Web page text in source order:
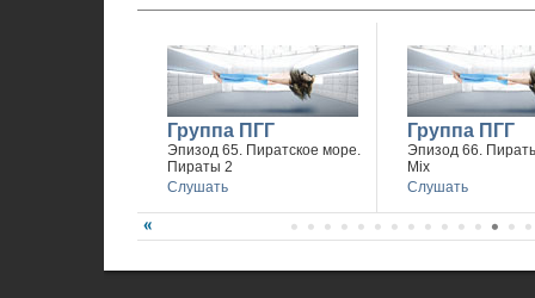
Группа ПГГ
Эпизод 65. Пиратское море.
Пираты 2
Слушать
Группа ПГГ
Эпизод 66.
Mix
Слушать